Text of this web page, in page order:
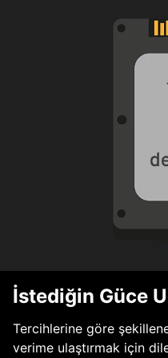
İstediğin Güce
Tercihlerine göre
verime ulaştırmak için